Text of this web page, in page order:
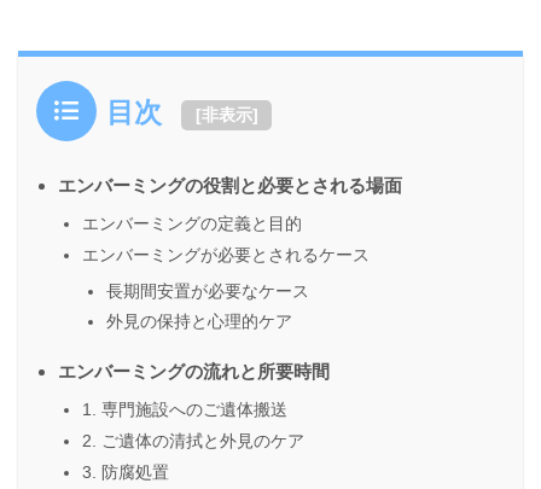
目次 [非表示]
エンバーミングの役割と必要とされる場面
エンバーミングの定義と目的
エンバーミングが必要とされるケース
長期間安置が必要なケース
外見の保持と心理的ケア
エンバーミングの流れと所要時間
1. 専門施設へのご遺体搬送
2. ご遺体の清拭と外見のケア
3. 防腐処置